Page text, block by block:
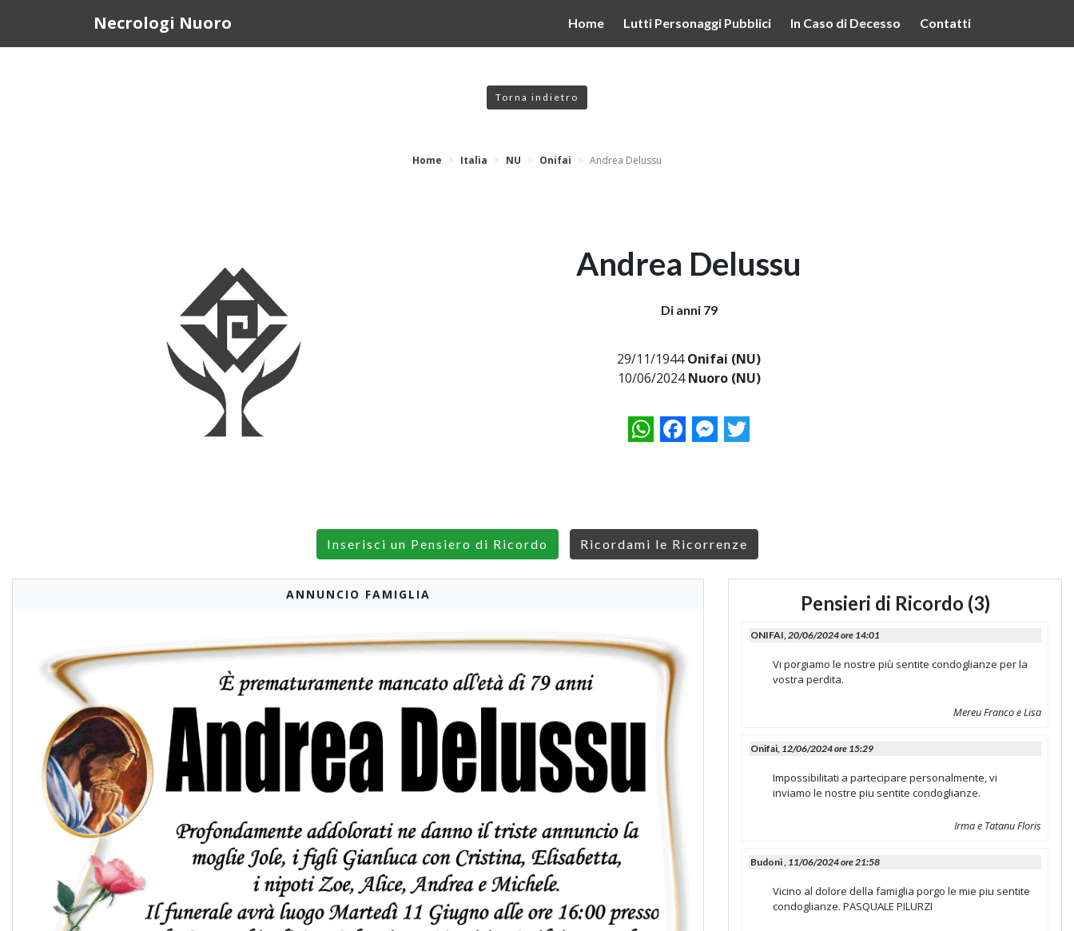
Necrologi Nuoro Home Lutti Personaggi Pubblici In Caso di Decesso Contatti
Torna indietro
Home Italia NU Onifai Andrea Delussu
Andrea Delussu
Di anni 79
29/11/1944Onifai (NU)
10/06/2024Nuoro (NU)
WhatsAppFacebookMessenger
Twitter
Inserisci un Pensiero di Ricordo Ricordami le Ricorrenze
ANNUNCIO FAMIGLIA Pensieri di Ricordo (3)
ONIFAI,20/06/2024 ore 14:01
Vi porgiamo le nostre più sentite condoglianze per la
vostra perdita.
Mereu Franco e Lisa
Onifai, 12/06/2024 ore 15:29
Impossibilitati a partecipare personalmente, vi
inviamo le nostre piu sentite condoglianze.
Irma e Tatanu Floris
Budoni , 11/06/2024 ore 21:58
Vicino al dolore della famiglia porgo le mie piu sentite
condoglianze. PASQUALE PILURZI
Questo sito o gli strumenti terzi da questo utilizzati si avvalgono di cookie necessari al funzionamento ed utili alle finalità illustrate nella cookie policy. Chiudendo questo banner,
scorrendo questa pagina, cliccando su un link o proseguendo la navigazione in altra maniera, acconsenti all’uso dei cookie. Ulteriori informazioni